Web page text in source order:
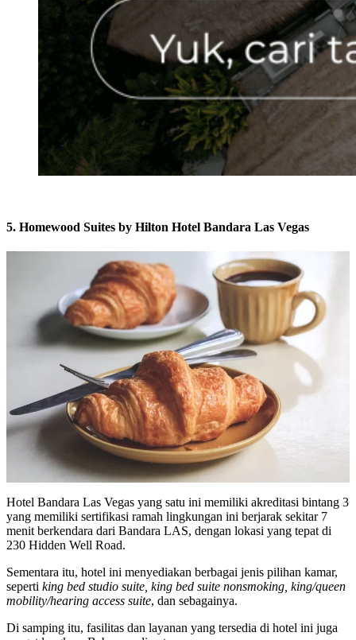
5. Homewood Suites by Hilton Hotel Bandara Las Vegas
Hotel Bandara Las Vegas yang satu ini memiliki akreditasi bintang 3
yang memiliki sertifikasi ramah lingkungan ini berjarak sekitar 7
menit berkendara dari Bandara LAS, dengan lokasi yang tepat di
230 Hidden Well Road.
Sementara itu, hotel ini menyediakan berbagai jenis pilihan kamar,
seperti king bed studio suite, king bed suite nonsmoking, king/queen
mobility/hearing access suite, dan sebagainya.
Di samping itu, fasilitas dan layanan yang tersedia di hotel ini juga